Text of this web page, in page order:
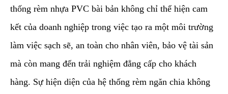
thống rèm nhựa PVC bài bản không chỉ thể hiện cam
kết của doanh nghiệp trong việc tạo ra một môi trường
làm việc sạch sẽ, an toàn cho nhân viên, bảo vệ tài sản
mà còn mang đến trải nghiệm đẳng cấp cho khách
hàng. Sự hiện diện của hệ thống rèm ngăn chia không